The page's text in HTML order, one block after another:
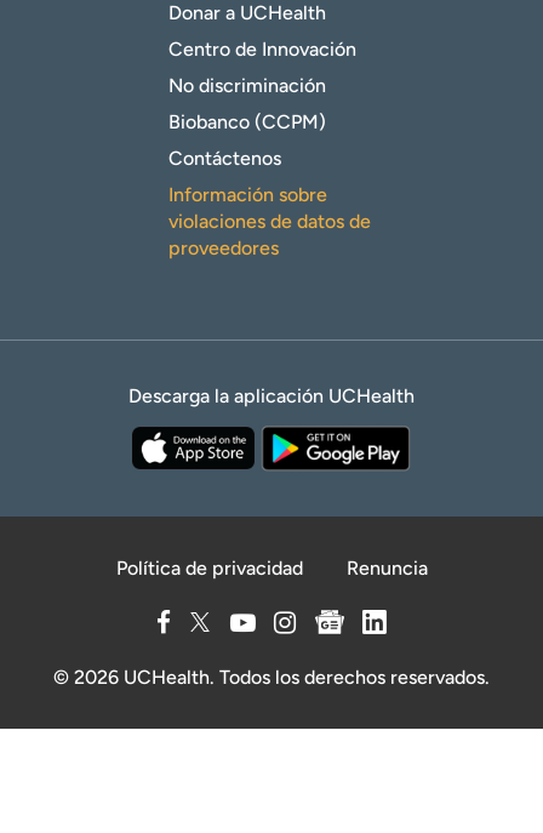
Donar a UCHealth
Centro de Innovación
No discriminación
Biobanco (CCPM)
Contáctenos
Información sobre
violaciones de datos de
proveedores
Descarga la aplicación UCHealth
Política de privacidad Renuncia
© 2026 UCHealth. Todos los derechos reservados.